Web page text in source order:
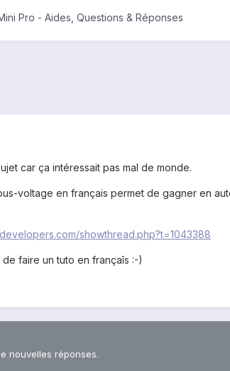
Pro - Aides, Questions & Réponses
car ça intéressait pas mal de monde.
voltage en français permet de gagner en
showthread.php?t=1043388
faire un tuto en françaîs :-)
nouvelles réponses.